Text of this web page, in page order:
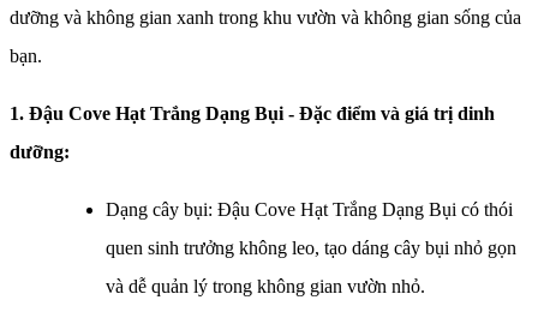
dưỡng và không gian xanh trong khu vườn và không gian sống của
bạn.
1. Đậu Cove Hạt Trắng Dạng Bụi - Đặc điểm và giá trị dinh
dưỡng:
Dạng cây bụi: Đậu Cove Hạt Trắng Dạng Bụi có thói
quen sinh trưởng không leo, tạo dáng cây bụi nhỏ gọn
và dễ quản lý trong không gian vườn nhỏ.